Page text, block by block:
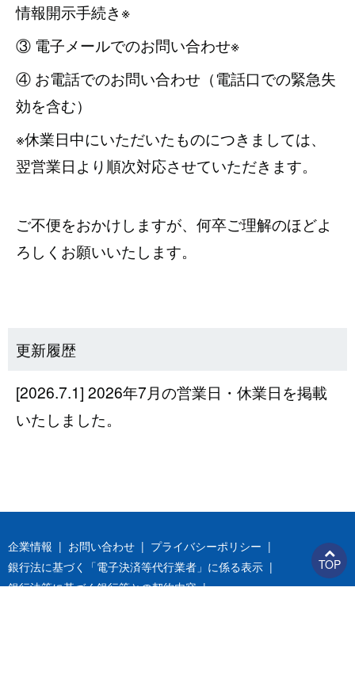
情報開示手続き※
③ 電子メールでのお問い合わせ※
④ お電話でのお問い合わせ（電話口での緊急失
効を含む）
※休業日中にいただいたものにつきましては、
翌営業日より順次対応させていただきます。
ご不便をおかけしますが、何卒ご理解のほどよ
ろしくお願いいたします。
更新履歴
[2026.7.1] 2026年7月の営業日・休業日を掲載
いたしました。
TOP
企業情報 お問い合わせ
プライバシーポリシー
銀行法に基づく「電子決済等代行業者」に係る表示
銀行法等に基づく銀行等との契約内容